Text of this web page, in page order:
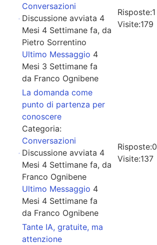
Conversazioni
Discussione avviata 4
Mesi 4 Settimane fa, da
Pietro Sorrentino
Ultimo Messaggio 4
Mesi 3 Settimane fa
da Franco Ognibene
Risposte:1
Visite:179
La domanda come
punto di partenza per
conoscere
Categoria:
Conversazioni
Discussione avviata 4
Mesi 4 Settimane fa, da
Franco Ognibene
Ultimo Messaggio 4
Mesi 4 Settimane fa
da Franco Ognibene
Risposte:0
Visite:137
Tante IA, gratuite, ma
attenzione